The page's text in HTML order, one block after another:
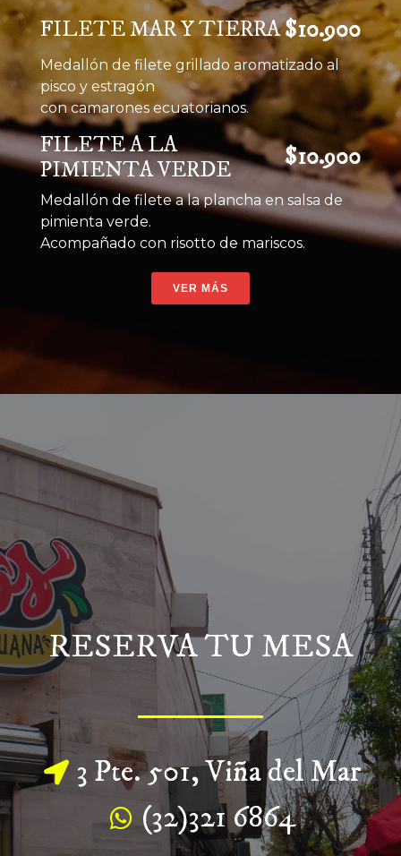
FILETE MAR Y TIERRA$10.900
Medallón de filete grillado aromatizado al
pisco y estragón
con camarones ecuatorianos.
FILETE A LA
PIMIENTA VERDE
$10.900
Medallón de filete a la plancha en salsa de
pimienta verde.
Acompañado con risotto de mariscos.
VER MÁS
RESERVA TU MESA
3 Pte. 501, Viña del Mar
(32)321 6864